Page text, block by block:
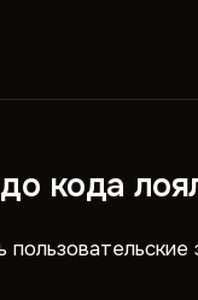
кода